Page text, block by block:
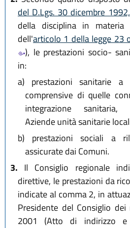
del D.Lgs. 30 dicembre
della disciplina in materia
dell'articolo 1 della legge 23
), le prestazioni socio-
in:
a) prestazioni sanitarie a
comprensive di quelle
integrazione sanitaria,
Aziende unità sanitarie
b) prestazioni sociali a
assicurate dai Comuni.
3. Il Consiglio regionale
direttive, le prestazioni da
indicate al comma 2, in
Presidente del Consiglio
2001 (Atto di indirizzo e